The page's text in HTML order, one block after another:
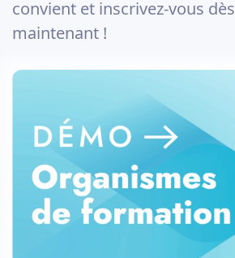
convient et inscrivez-vous dès
maintenant !